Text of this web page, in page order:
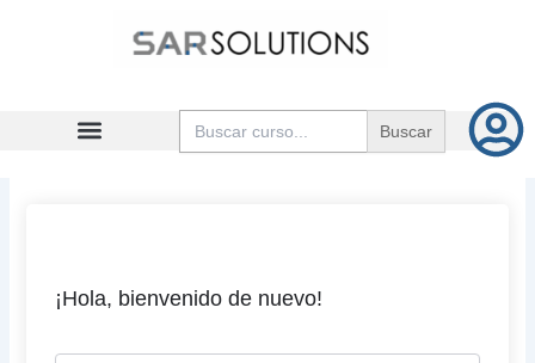
Buscar:
¡Hola, bienvenido de nuevo!